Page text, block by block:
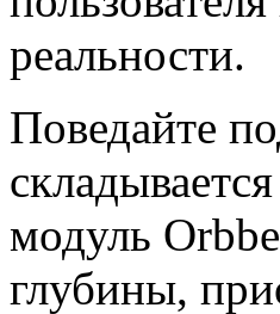
реальности.
Поведайте
модуль
глубины,